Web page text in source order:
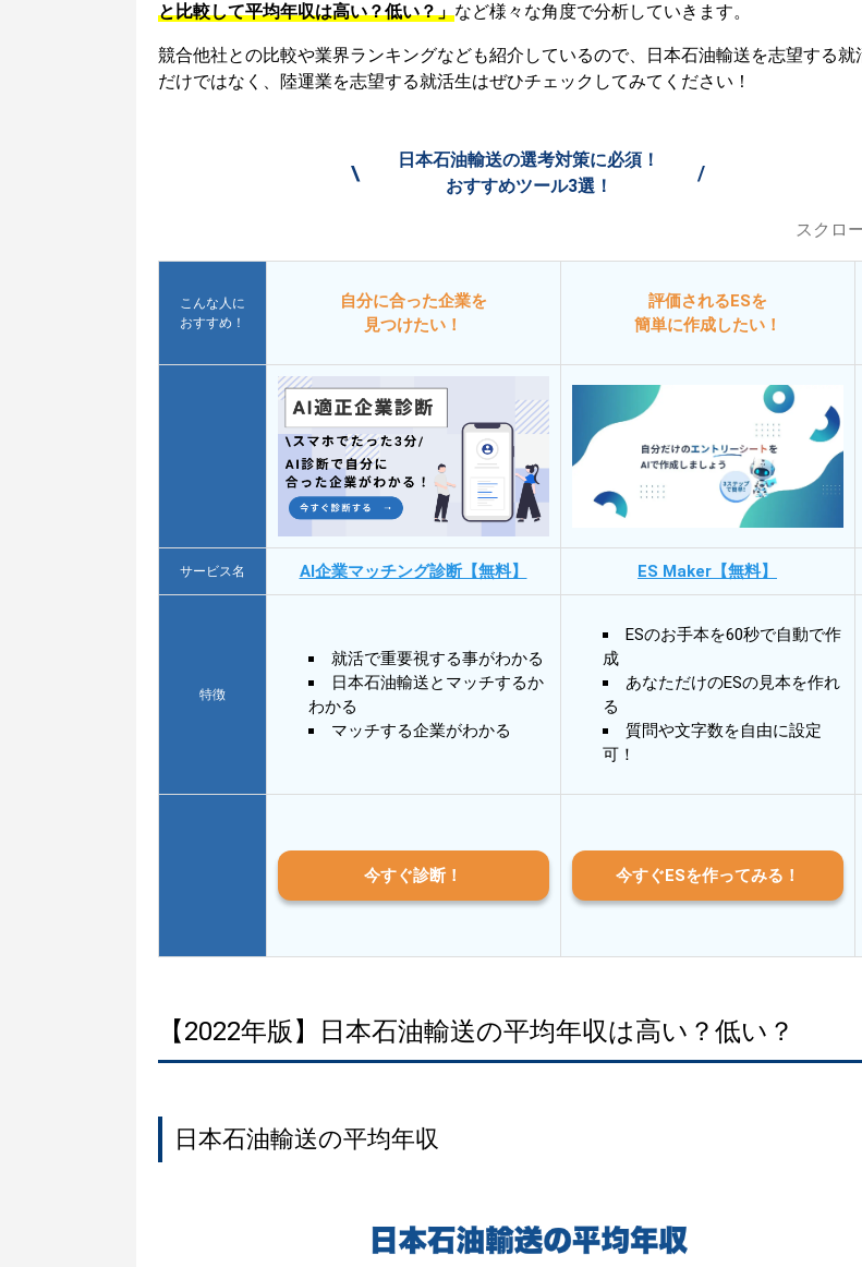
と比較して平均年収は高い？低い？」など様々な角度で分析していきます。
競合他社との比較や業界ランキングなども紹介しているので、日本石油輸送を志望する就
だけではなく、陸運業を志望する就活生はぜひチェックしてみてください！
\
日本石油輸送の選考対策に必須！
おすすめツール3選！
/
スクロ
こんな人に
おすすめ！
自分に合った企業を
見つけたい！
評価されるESを
簡単に作成したい！
サービス名 AI企業マッチング診断【無料】 ES Maker【無料】
特徴
就活で重要視する事がわかる
日本石油輸送とマッチするか
わかる
マッチする企業がわかる
ESのお手本を60秒で自動で作
成
あなただけのESの見本を作れ
る
質問や文字数を自由に設定
可！
今すぐ診断！ 今すぐESを作ってみる！
【2022年版】日本石油輸送の平均年収は高い？低い？
日本石油輸送の平均年収